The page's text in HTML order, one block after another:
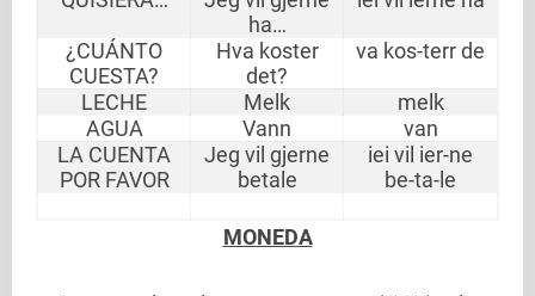
ha…
¿CUÁNTO
CUESTA?
Hva koster
det?
va kos-terr de
LECHE Melk
melk
AGUA
Vann
van
LA CUENTA
POR FAVOR
Jeg vil gjerne
betale
iei vil ier-ne
be-ta-le
MONEDA